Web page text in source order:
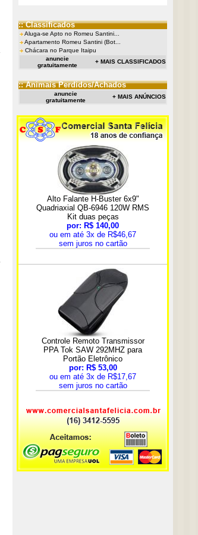
:: Classificados
Aluga-se Apto no Romeu Santini...
Apartamento Romeu Santini (Bot...
Chácara no Parque Itaipu
anuncie
gratuitamente
+ MAIS CLASSIFICADOS
:: Animais Perdidos/Achados
anuncie
gratuitamente
+ MAIS ANÚNCIOS